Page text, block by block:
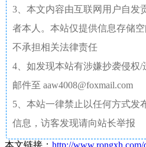
3、本文内容由互联网用户自发
者本人。本站仅提供信息存储
不承担相关法律责任
4、如发现本站有涉嫌抄袭侵权
邮件至 aaw4008@foxmail.com
5、本站一律禁止以任何方式发
信息，访客发现请向站长举报
本文链接： http://www.rongxh.com/